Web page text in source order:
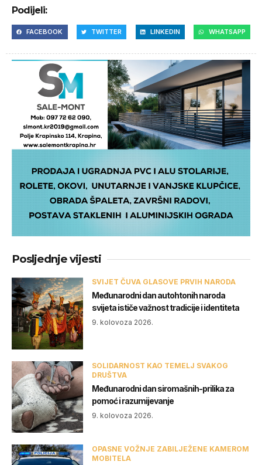
Podijeli:
FACEBOOK TWITTER LINKEDIN WHATSAPP
Posljednje vijesti
SVIJET ČUVA GLASOVE PRVIH NARODA
Međunarodni dan autohtonih naroda
svijeta ističe važnost tradicije i identiteta
9. kolovoza 2026.
SOLIDARNOST KAO TEMELJ SVAKOG
DRUŠTVA
Međunarodni dan siromašnih-prilika za
pomoć i razumijevanje
9. kolovoza 2026.
OPASNE VOŽNJE ZABILJEŽENE KAMEROM
MOBITELA